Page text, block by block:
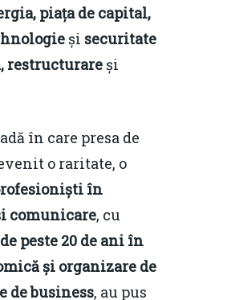
piața de capital,
și securitate
restructurare și
în care presa de
o raritate, o
în
comunicare, cu
peste 20 de ani în
și organizare de
de business, au pus